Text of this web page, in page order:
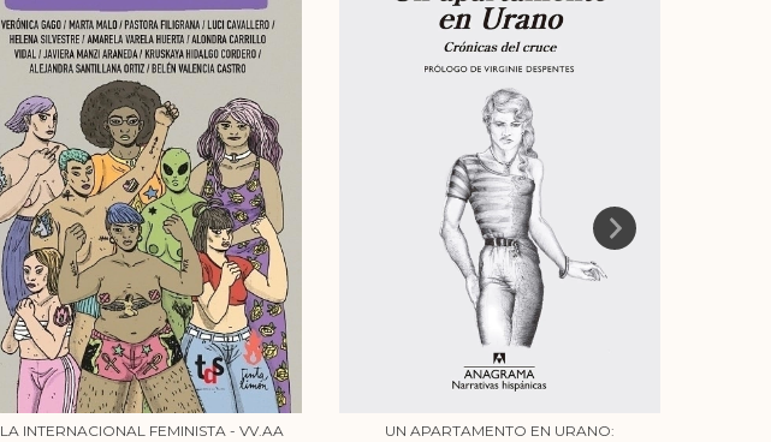
LA INTERNACIONAL FEMINISTA - VV.AA
UN APARTAMENTO EN URANO: